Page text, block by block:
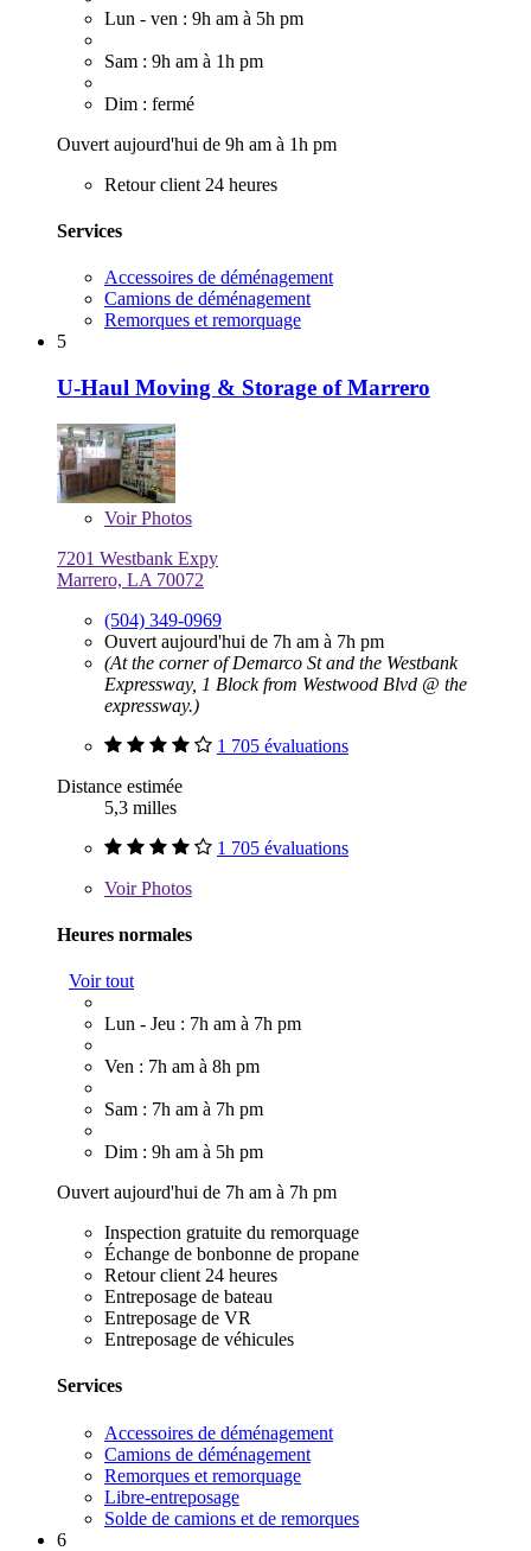
Lun - ven : 9h am à 5h pm
Sam : 9h am à 1h pm
Dim : fermé
Ouvert aujourd'hui de 9h am à 1h pm
Retour client 24 heures
Services
Accessoires de déménagement
Camions de déménagement
Remorques et remorquage
5
U-Haul Moving & Storage of Marrero
VoirPhotos
7201 Westbank Expy
Marrero, LA 70072
(504) 349-0969
Ouvert aujourd'hui de 7h am à 7h pm
(At the corner of Demarco St and the Westbank
Expressway, 1 Block from Westwood Blvd @ the
expressway.)
1 705 évaluations
Distance estimée
5,3 milles
1 705 évaluations
VoirPhotos
Heures normales
Voir tout
Lun - Jeu : 7h am à 7h pm
Ven : 7h am à 8h pm
Sam : 7h am à 7h pm
Dim : 9h am à 5h pm
Ouvert aujourd'hui de 7h am à 7h pm
Inspection gratuite du remorquage
Échange de bonbonne de propane
Retour client 24 heures
Entreposage de bateau
Entreposage de VR
Entreposage de véhicules
Services
Accessoires de déménagement
Camions de déménagement
Remorques et remorquage
Libre-entreposage
Solde de camions et de remorques
6